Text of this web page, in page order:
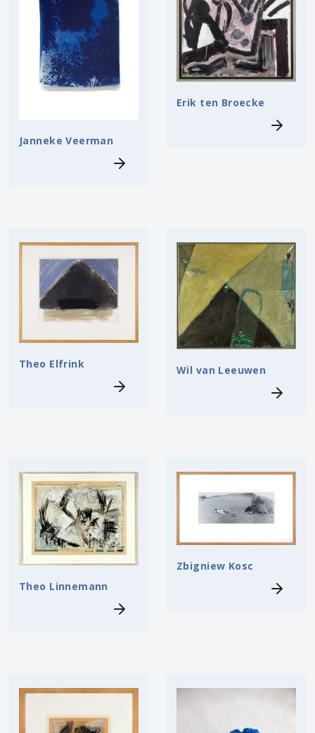
Janneke Veerman
Erik ten Broecke
Theo Elfrink Wil van Leeuwen
Theo Linnemann
Zbigniew Kosc